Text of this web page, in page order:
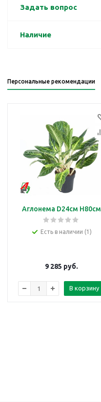
Задать вопрос
Наличие
Персональные рекомендации
Аглонема D24см H80см
Есть в наличии (1)
9 285 руб.
В корзину